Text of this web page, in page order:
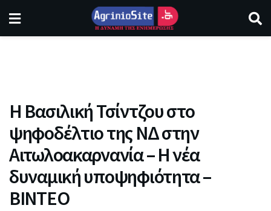
Η Βασιλική Τσίντζου στο
ψηφοδέλτιο της ΝΔ στην
Αιτωλοακαρνανία – Η νέα
δυναμική υποψηφιότητα –
ΒΙΝΤΕΟ